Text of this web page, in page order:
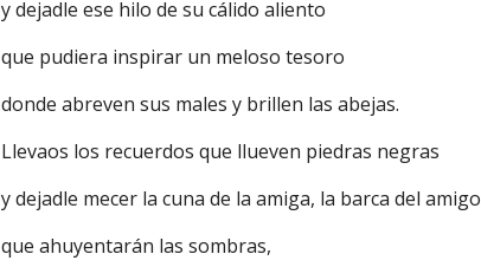
y dejadle ese hilo de su cálido aliento
que pudiera inspirar un meloso tesoro
donde abreven sus males y brillen las abejas.
Llevaos los recuerdos que llueven piedras negras
y dejadle mecer la cuna de la amiga, la barca del amigo
que ahuyentarán las sombras,